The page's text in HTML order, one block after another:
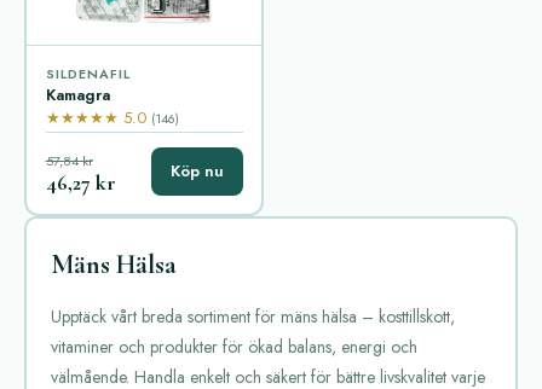
SILDENAFIL
Kamagra
★★★★★ 5.0 (146)
57,84 kr
46,27 kr Köp nu
Mäns Hälsa
Upptäck vårt breda sortiment för mäns hälsa – kosttillskott,
vitaminer och produkter för ökad balans, energi och
välmående. Handla enkelt och säkert för bättre livskvalitet varje